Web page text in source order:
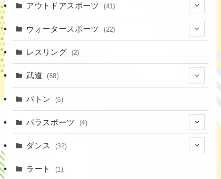
(37)
(18)
(20)
(14)
(10)
(16)
(12)
(3)
アウトドアスポーツ (41)
(4)
(8)
ウォータースポーツ (22)
(7)
(15)
レスリング (2)
武道 (68)
(23)
バトン (6)
パラスポーツ (4)
ダンス (32)
ラート (1)